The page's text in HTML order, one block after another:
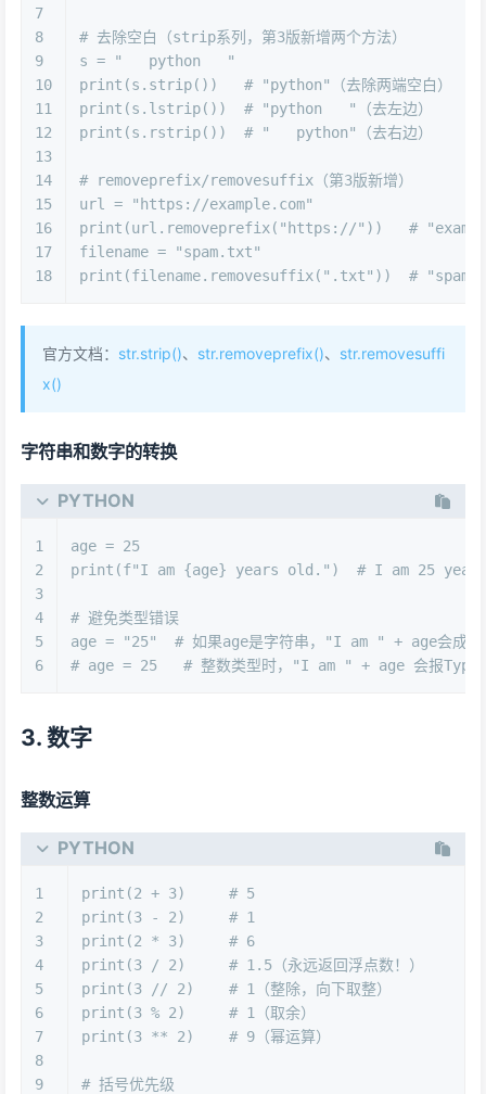
7
8
9
10
11
12
13
14
15
16
17
18
# 去除空白（strip系列，第3版新增两个方法）
s =
"   python   "
print (s.strip()) # "python"（去除两端空白）
print (s.lstrip()) # "python   "（去左边）
print (s.rstrip()) # "   python"（去右边）
# removeprefix/removesuffix（第3版新增）
url =
"https://example.com"
print (url.removeprefix( "https://" )) #
filename =
"spam.txt"
print (filename.removesuffix( ".txt" )) # "spam"
官方文档： str.strip()、 str.removeprefix()、 str.removesuffi
x()
字符串和数字的转换
PYTHON
1
2
3
4
5
6
age = 25
print (f"I am {age} years old." ) # I am 25
# 避免类型错误
age =
"25"
# 如果age是字符串，"I am " + age会成功
# age = 25   # 整数类型时，"I am " + age 会报
3. 数字
整数运算
PYTHON
1
2
3
4
5
6
7
8
9
print (2 + 3) # 5
print (3 - 2) # 1
print (2 * 3) # 6
print (3 / 2) # 1.5（永远返回浮点数！）
print (3 // 2) # 1（整除，向下取整）
print (3 % 2) # 1（取余）
print (3 ** 2) # 9（幂运算）
# 括号优先级